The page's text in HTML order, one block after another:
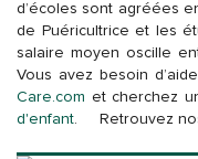
d’écoles sont agréées
de Puéricultrice et les
salaire moyen oscille
Vous avez besoin
Care.com et cherchez
d'enfant. Retrouvez